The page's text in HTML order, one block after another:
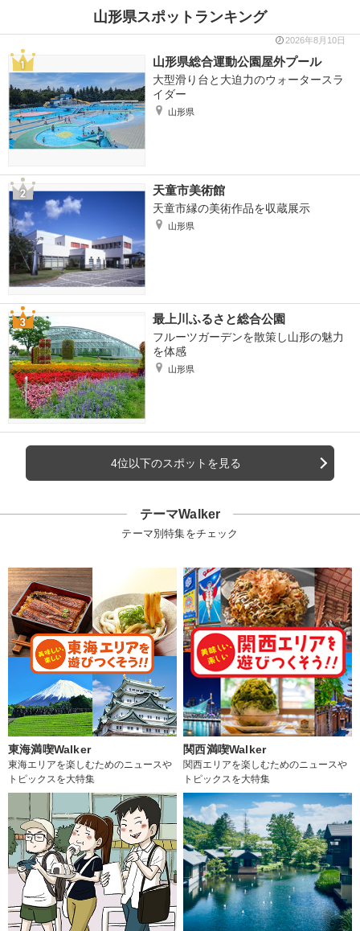
山形県スポットランキング
2026年8月10日
山形県総合運動公園屋外プール
大型滑り台と大迫力のウォータースラ
イダー
山形県
天童市美術館
天童市縁の美術作品を収蔵展示
山形県
最上川ふるさと総合公園
フルーツガーデンを散策し山形の魅力
を体感
山形県
4位以下のスポットを見る
テーマWalker
テーマ別特集をチェック
東海満喫Walker
東海エリアを楽しむためのニュースや
トピックスを大特集
関西満喫Walker
関西エリアを楽しむためのニュースや
トピックスを大特集